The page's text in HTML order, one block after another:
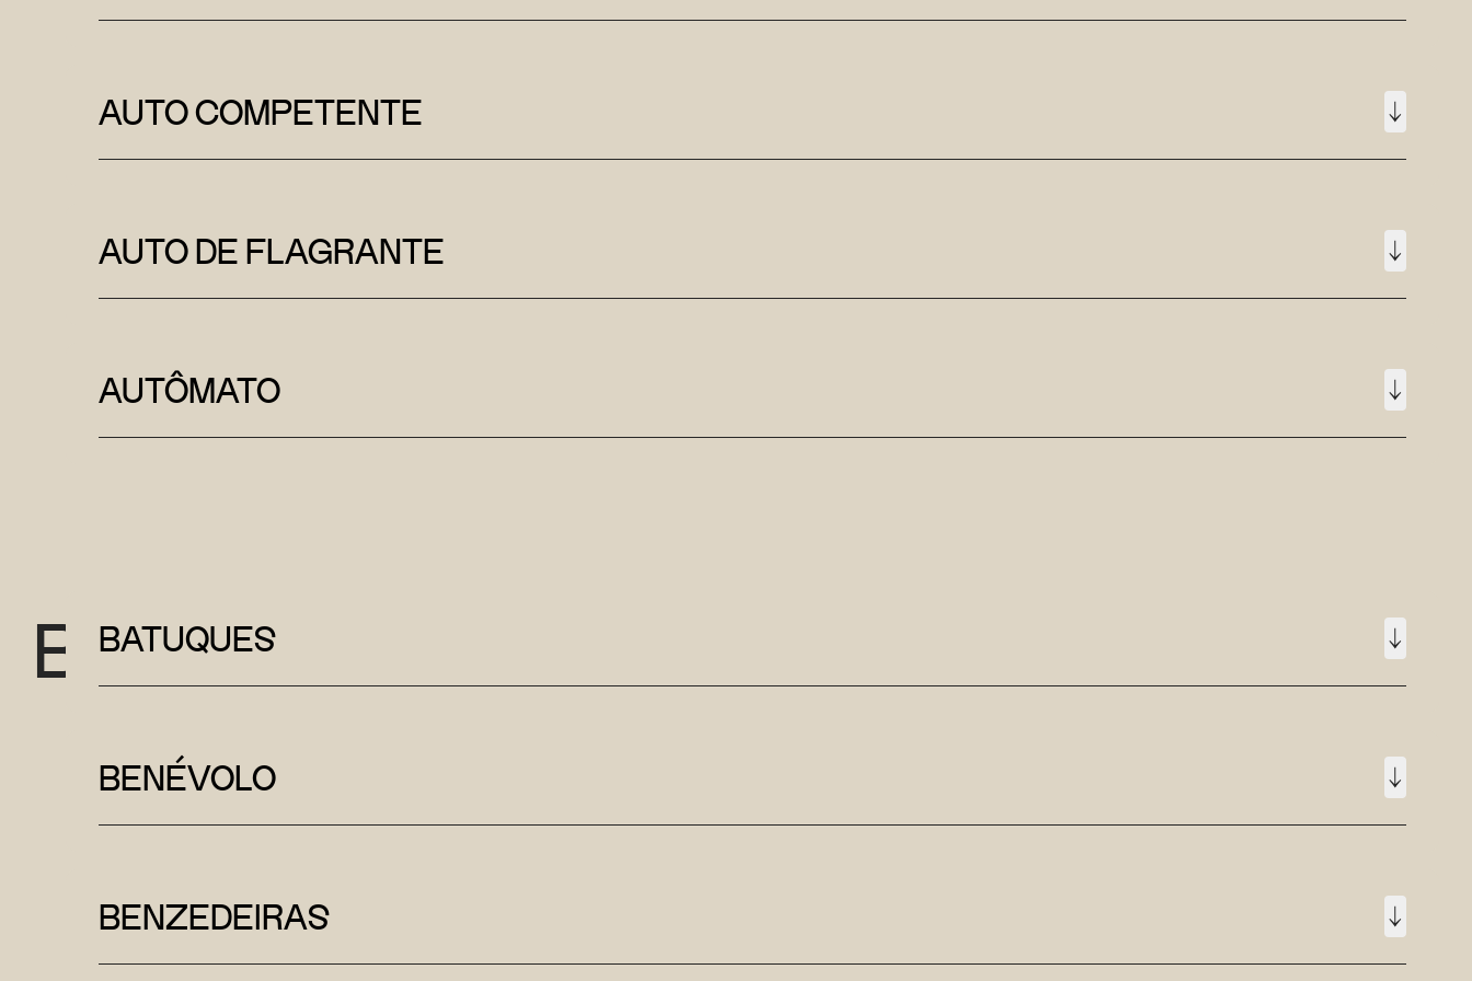
AUTO COMPETENTE
AUTO DE FLAGRANTE
AUTÔMATO
B BATUQUES
BENÉVOLO
BENZEDEIRAS